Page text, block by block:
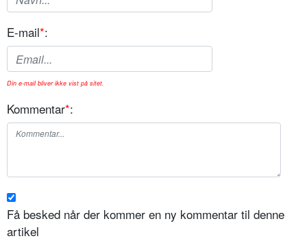
E-mail*:
Din e-mail bliver ikke vist på sitet.
Kommentar*:
Få besked når der kommer en ny kommentar til denne
artikel